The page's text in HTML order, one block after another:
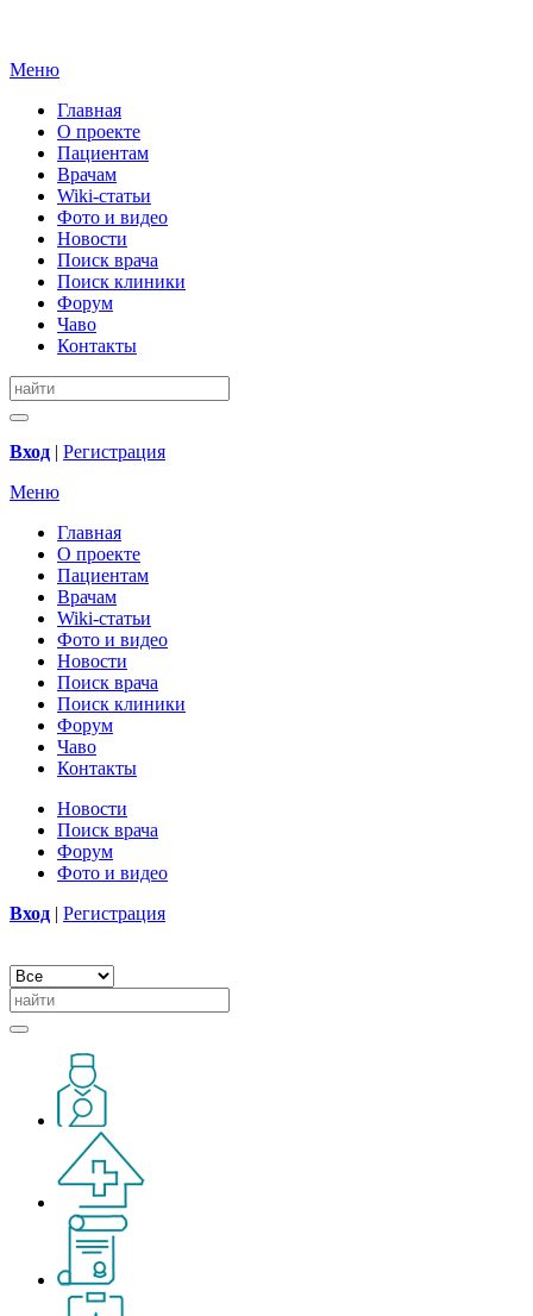
Меню
Главная
О проекте
Пациентам
Врачам
Wiki-статьи
Фото и видео
Новости
Поиск врача
Поиск клиники
Форум
Чаво
Контакты
Вход | Регистрация
Меню
Главная
О проекте
Пациентам
Врачам
Wiki-статьи
Фото и видео
Новости
Поиск врача
Поиск клиники
Форум
Чаво
Контакты
Новости
Поиск врача
Форум
Фото и видео
Вход | Регистрация